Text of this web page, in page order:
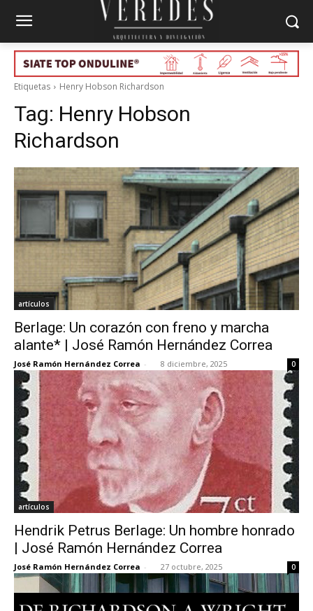
Etiquetas Henry Hobson Richardson
Tag: Henry Hobson
Richardson
artículos
Berlage: Un corazón con freno y marcha
alante* | José Ramón Hernández Correa
José Ramón Hernández Correa - 8 diciembre, 2025 0
artículos
Hendrik Petrus Berlage: Un hombre honrado
| José Ramón Hernández Correa
José Ramón Hernández Correa - 27 octubre, 2025 0